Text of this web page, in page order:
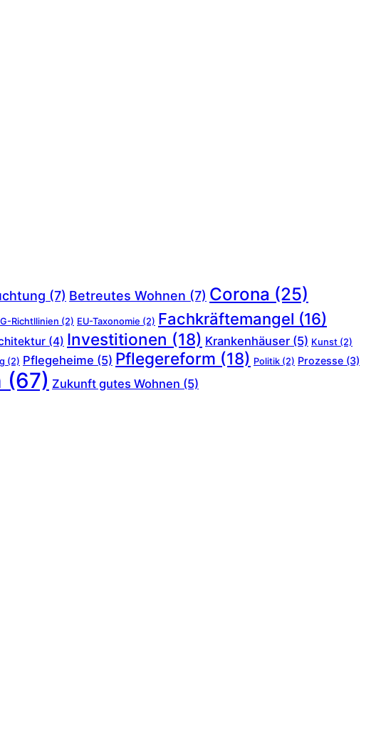
(7) Betreutes Wohnen (7) Corona (25)
Richtllinien (2) EU-Taxonomie (2) Fachkräftemangel (16)
(4) Investitionen (18) Krankenhäuser (5) Kunst (2)
(2) Pflegeheime (5) Pflegereform (18) Politik (2) Prozesse (3)
(67) Zukunft gutes Wohnen (5)